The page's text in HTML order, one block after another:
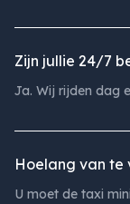
Zijn jullie 24/7
Ja. Wij rijden dag
Hoelang van te
U moet de taxi